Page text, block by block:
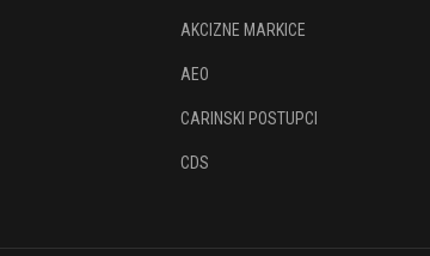
AKCIZNE MARKICE
AEO
CARINSKI POSTUPCI
CDS